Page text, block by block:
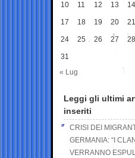
10 11 12 13 14
17 18 19 20 21
24 25 26 27 28
31
« Lug
Leggi gli ultimi
inseriti
CRISI DEI
GERMANIA: “I
VERRANNO